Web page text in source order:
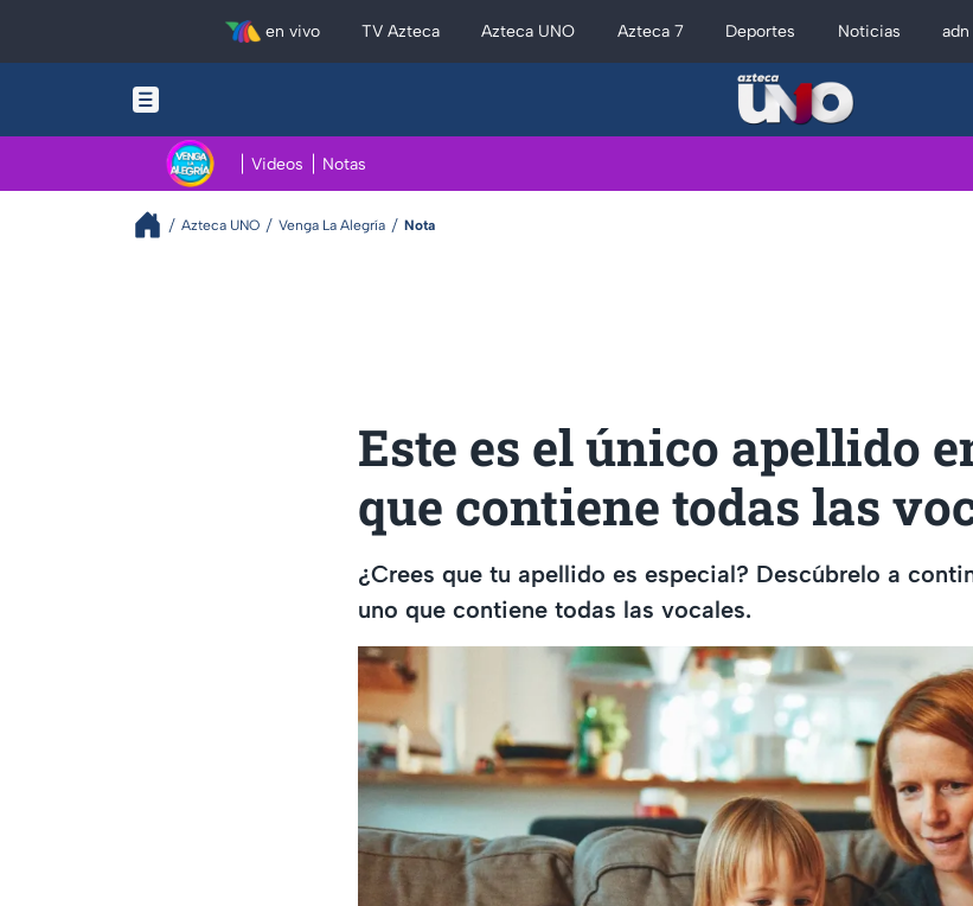
en vivo TV Azteca Azteca UNO Azteca 7 Deportes Noticias
Videos Notas
Azteca UNO Venga La Alegría Nota
Este es el único apellido
que contiene todas las
¿Crees que tu apellido es especial? Descúbrelo a
uno que contiene todas las vocales.